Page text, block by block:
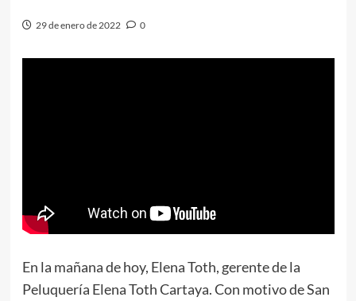
29 de enero de 2022 0
En la mañana de hoy, Elena Toth, gerente de la
Peluquería Elena Toth Cartaya. Con motivo de San